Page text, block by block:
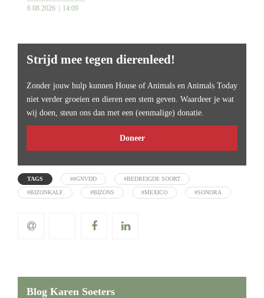
6 08 2026 14:09
Strijd mee tegen dierenleed!
Zonder jouw hulp kunnen House of Animals en Animals Today
niet verder groeien en dieren een stem geven. Waardeer je wat
wij doen, steun ons dan met een (eenmalige) donatie.
Doneer
TAGS ##GNVDD #BEDREIGDE SOORT
#BIZONKALF #BIZONS #MEXICO #SONORA
Blog Karen Soeters